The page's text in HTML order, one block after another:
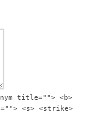
title=""> <b>
<s> <strike>